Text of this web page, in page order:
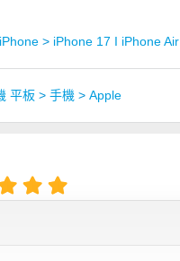
iPhone > iPhone 17 I iPhone Air
平板 > 手機 > Apple